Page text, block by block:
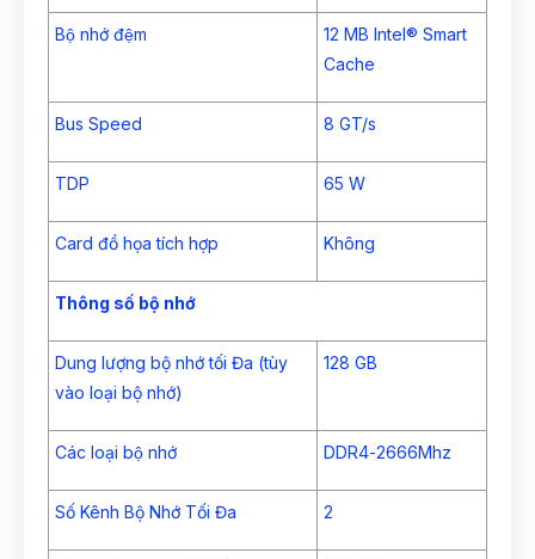
Bộ nhớ đệm
12 MB Intel® Smart
Cache
Bus Speed 8 GT/s
TDP 65 W
Card đồ họa tích hợp Không
Thông số bộ nhớ
Dung lượng bộ nhớ tối Đa (tùy
vào loại bộ nhớ)
128 GB
Các loại bộ nhớ DDR4-2666Mhz
Số Kênh Bộ Nhớ Tối Đa 2